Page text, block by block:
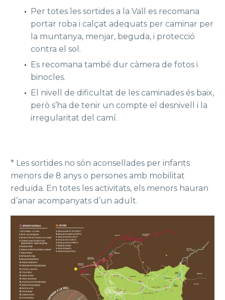
Per totes les sortides a la Vall es recomana
portar roba i calçat adequats per caminar per
la muntanya, menjar, beguda, i protecció
contra el sol.
Es recomana també dur càmera de fotos i
binocles.
El nivell de dificultat de les caminades és baix,
però s’ha de tenir un compte el desnivell i la
irregularitat del camí.
* Les sortides no són aconsellades per infants
menors de 8 anys o persones amb mobilitat
reduïda. En totes les activitats, els menors hauran
d’anar acompanyats d’un adult.